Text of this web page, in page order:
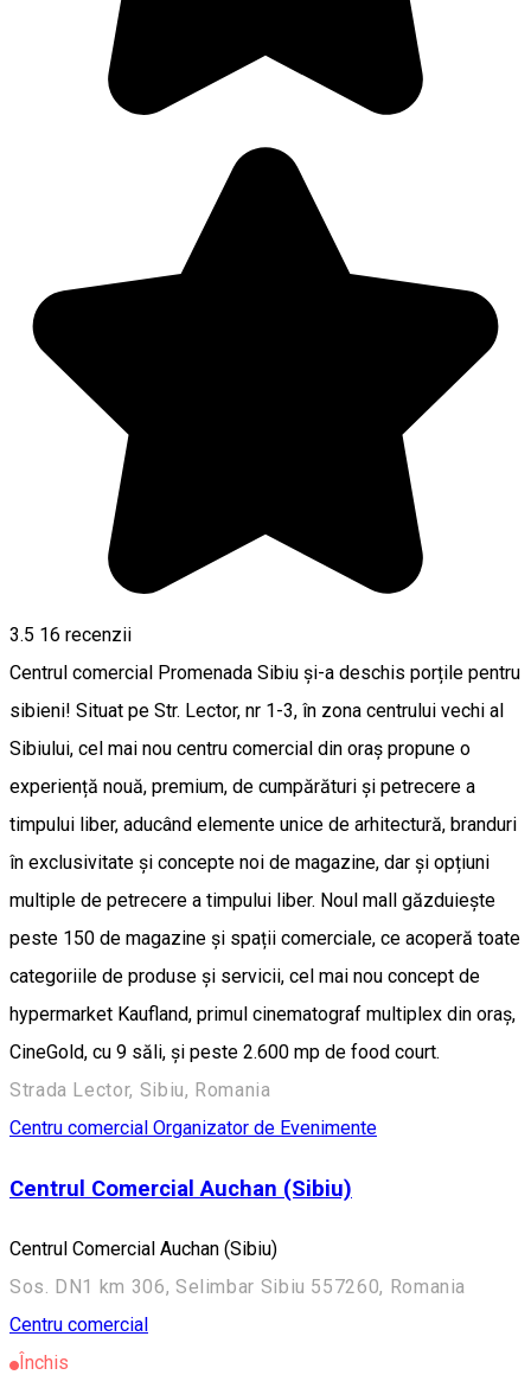
3.5 16 recenzii
Centrul comercial Promenada Sibiu și-a deschis porțile pentru
sibieni! Situat pe Str. Lector, nr 1-3, în zona centrului vechi al
Sibiului, cel mai nou centru comercial din oraș propune o
experiență nouă, premium, de cumpărături și petrecere a
timpului liber, aducând elemente unice de arhitectură, branduri
în exclusivitate și concepte noi de magazine, dar și opțiuni
multiple de petrecere a timpului liber. Noul mall găzduiește
peste 150 de magazine și spații comerciale, ce acoperă toate
categoriile de produse și servicii, cel mai nou concept de
hypermarket Kaufland, primul cinematograf multiplex din oraș,
CineGold, cu 9 săli, și peste 2.600 mp de food court.
Strada Lector, Sibiu, Romania
Centru comercial Organizator de Evenimente
Centrul Comercial Auchan (Sibiu)
Centrul Comercial Auchan (Sibiu)
Sos. DN1 km 306, Selimbar Sibiu 557260, Romania
Centru comercial
Închis